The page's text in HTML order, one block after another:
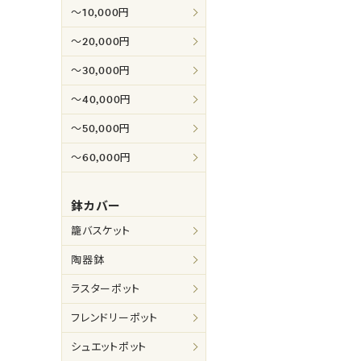
～10,000円
～20,000円
～30,000円
～40,000円
～50,000円
～60,000円
鉢カバー
籠バスケット
陶器鉢
ラスターポット
フレンドリーポット
シュエットポット